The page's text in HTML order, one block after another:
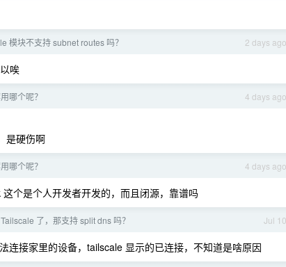
2 days ago
模块不支持 subnet routes 吗？
唉
4 days ago
哪个呢？
是硬伤啊
4 days ago
哪个呢？
个是个人开发者开发的，而且闭源，靠谱吗
Jul 10
了，那支持 split dns 吗？
连接家里的设备，tailscale 显示的已连接，不知道是啥原因